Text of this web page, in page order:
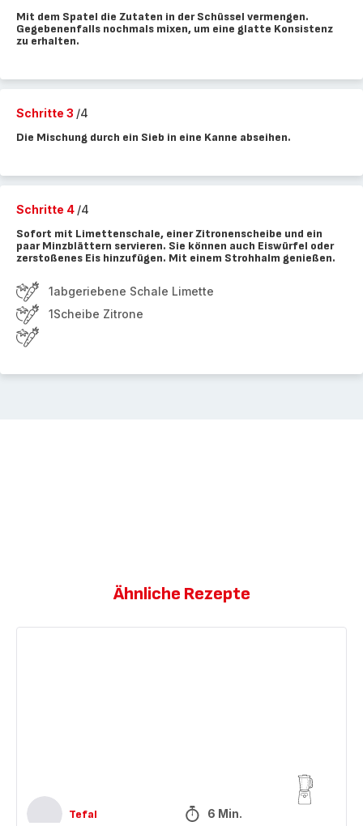
Mit dem Spatel die Zutaten in der Schüssel vermengen.
Gegebenenfalls nochmals mixen, um eine glatte Konsistenz
zu erhalten.
Schritte 3 /4
Die Mischung durch ein Sieb in eine Kanne abseihen.
Schritte 4 /4
Sofort mit Limettenschale, einer Zitronenscheibe und ein
paar Minzblättern servieren. Sie können auch Eiswürfel oder
zerstoßenes Eis hinzufügen. Mit einem Strohhalm genießen.
1abgeriebene Schale Limette
1Scheibe Zitrone
Ähnliche Rezepte
Tefal 6 Min.